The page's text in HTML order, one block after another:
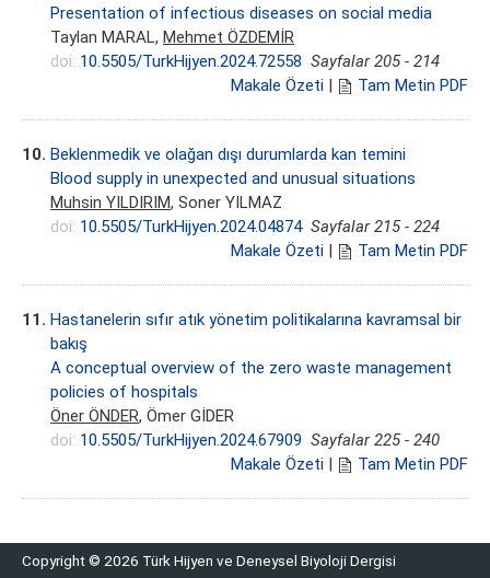
Presentation of infectious diseases on social media
Taylan MARAL, Mehmet ÖZDEMİR
doi: 10.5505/TurkHijyen.2024.72558 Sayfalar 205 - 214
Makale Özeti | Tam Metin PDF
10. Beklenmedik ve olağan dışı durumlarda kan temini
Blood supply in unexpected and unusual situations
Muhsin YILDIRIM, Soner YILMAZ
doi: 10.5505/TurkHijyen.2024.04874 Sayfalar 215 - 224
Makale Özeti | Tam Metin PDF
11. Hastanelerin sıfır atık yönetim politikalarına kavramsal bir
bakış
A conceptual overview of the zero waste management
policies of hospitals
Öner ÖNDER, Ömer GİDER
doi: 10.5505/TurkHijyen.2024.67909 Sayfalar 225 - 240
Makale Özeti | Tam Metin PDF
Copyright © 2026 Türk Hijyen ve Deneysel Biyoloji Dergisi